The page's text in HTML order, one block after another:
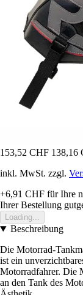
153,52 CHF 138,16
inkl. MwSt. zzgl.
+6,91 CHF für Ihre
Ihrer Bestellung
Loading...
Beschreibung
Die Motorrad-
ist ein
Motorradfahrer. Die
an den Tank des